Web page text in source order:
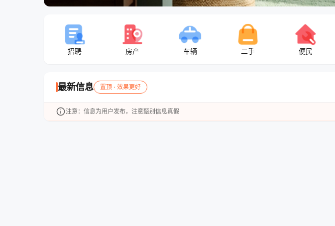
招聘 房产 车辆 二手 便民
最新信息 置顶 · 效果更好
info注意：信息为用户发布，注意甄别信息真假